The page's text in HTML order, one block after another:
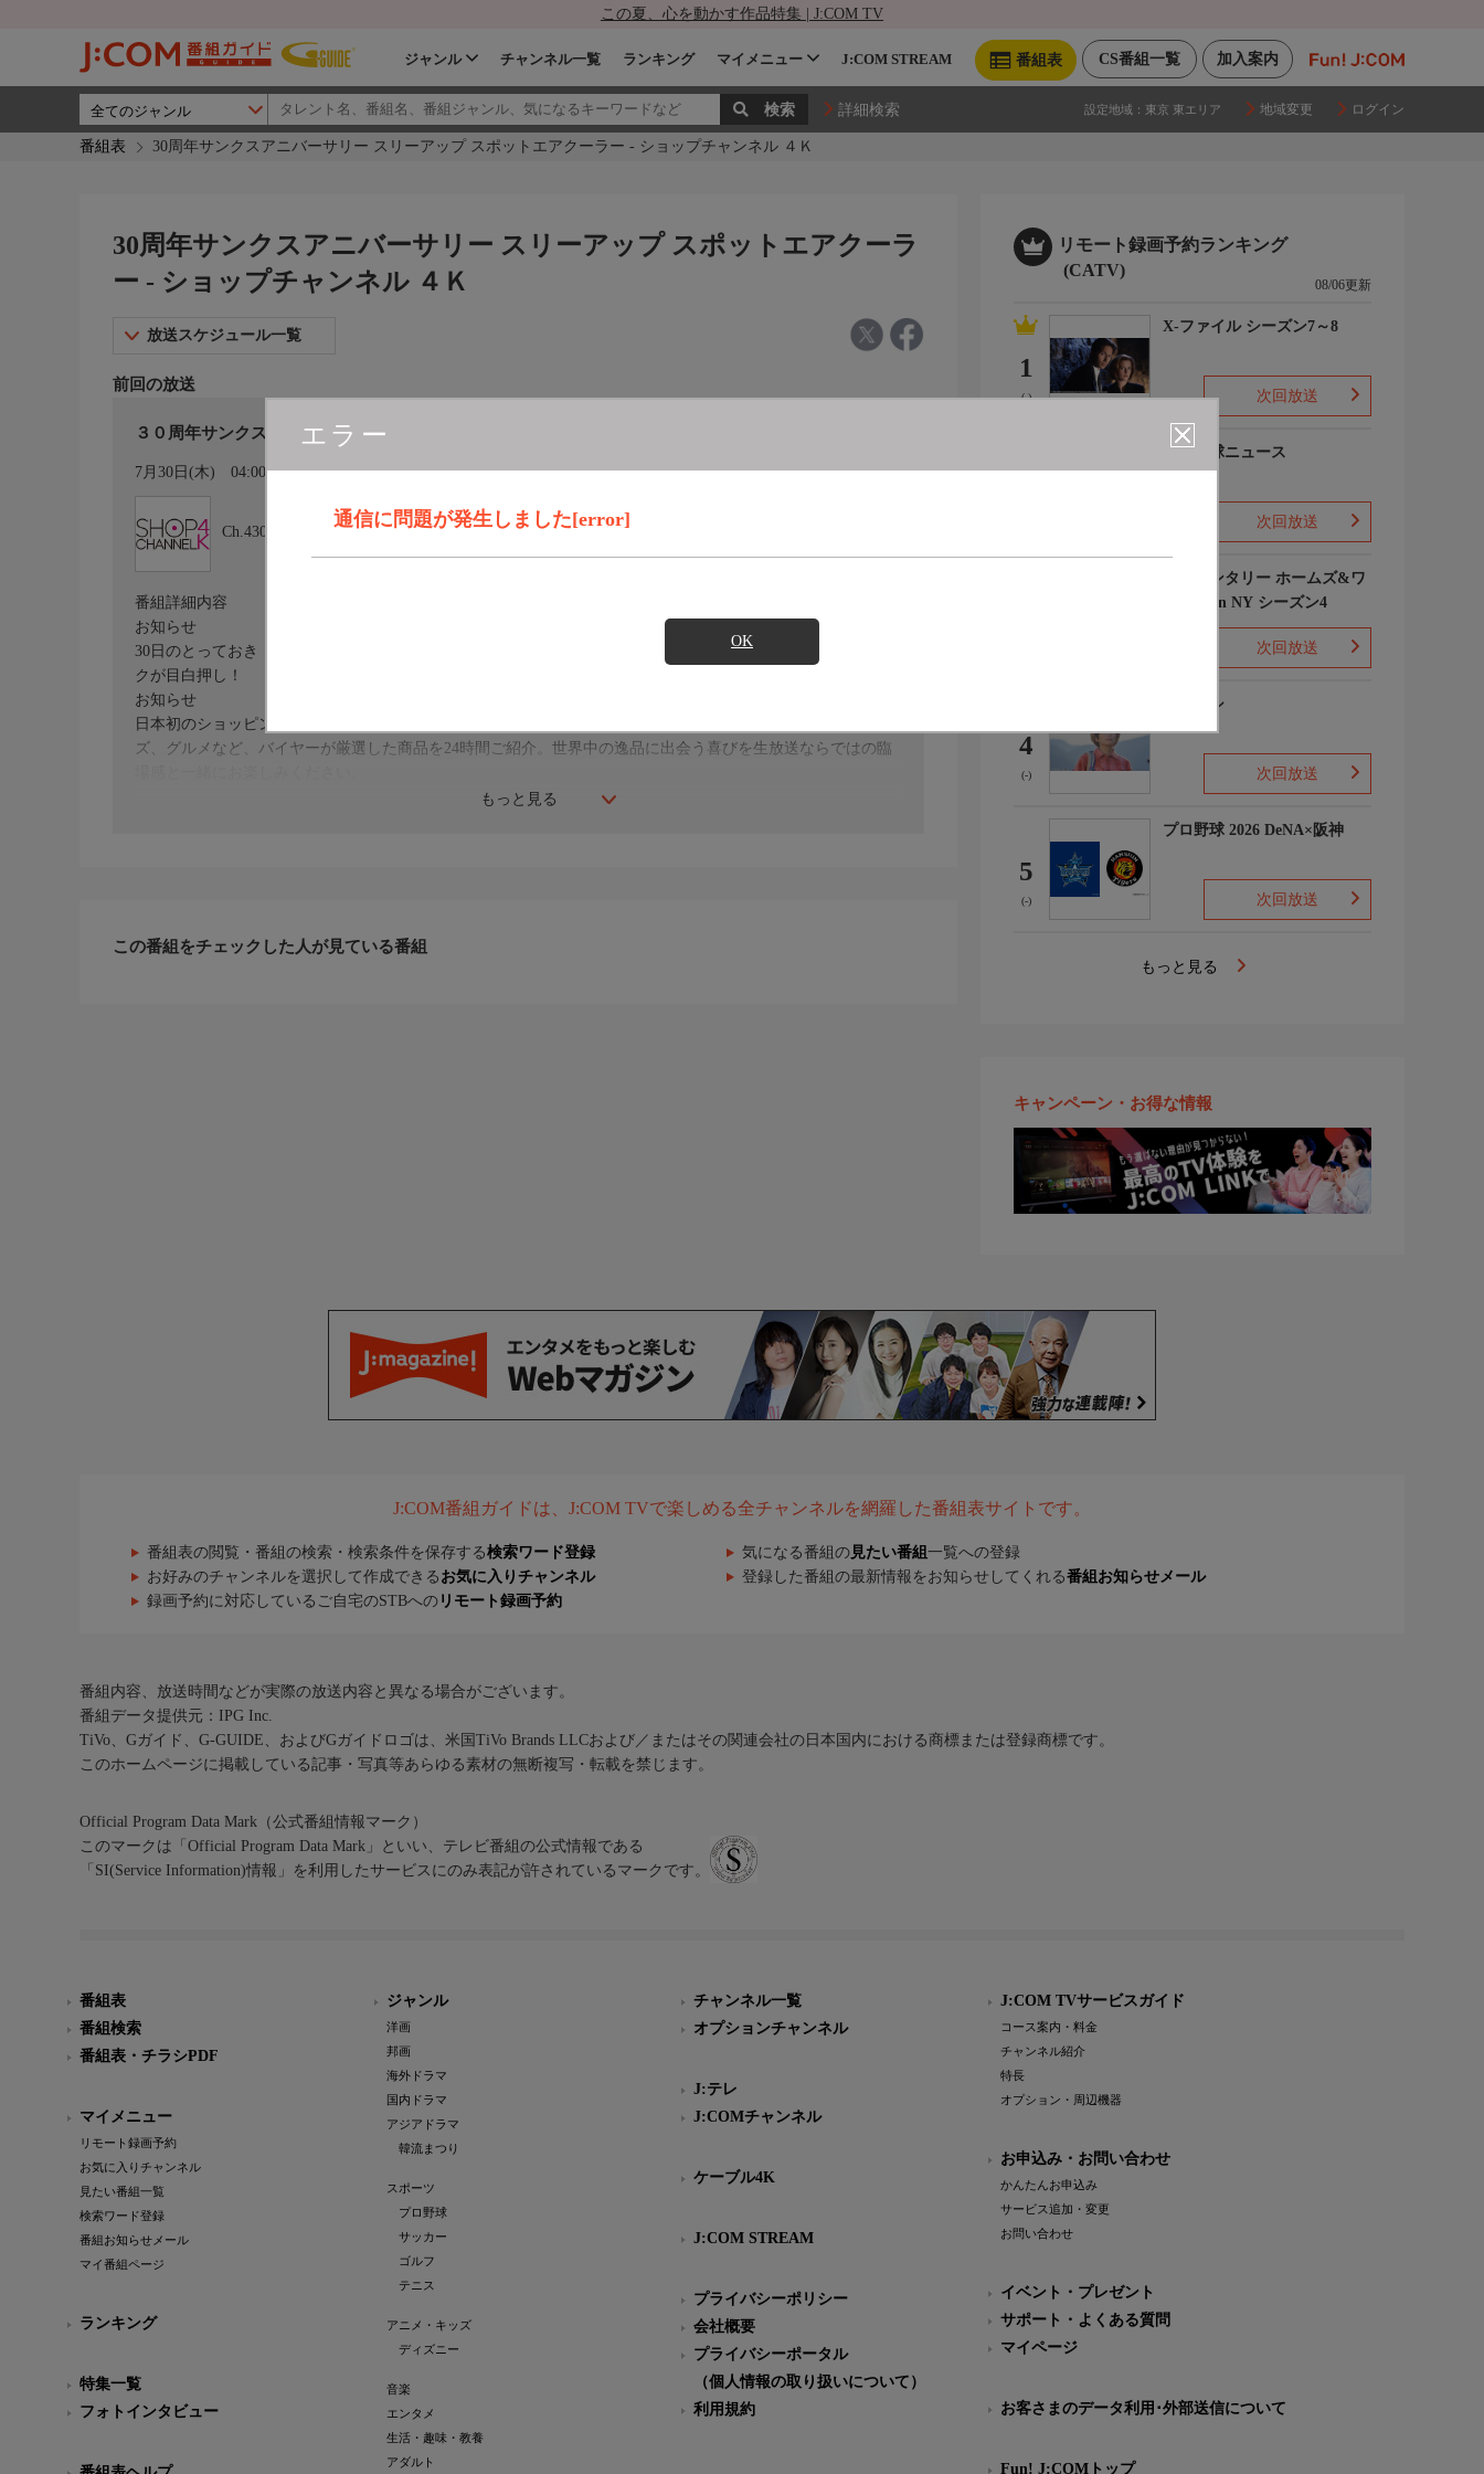
この夏、心を動かす作品特集 | J:COM TV
加入案内
CS番組一覧
番組表
ジャンル チャンネル一覧 ランキング マイメニュー J:COM STREAM
詳細検索 設定地域： 東京 東エリア 地域変更 ログイン
番組表 30周年サンクスアニバーサリー スリーアップ スポットエアクーラー - ショップチャンネル ４Ｋ
エラー
通信に問題が発生しました[error]
OK
30周年サンクスアニバーサリー スリーアップ スポットエアクーラ
ー - ショップチャンネル ４Ｋ
放送スケジュール一覧
前回の放送
３０周年サンクスアニバーサリー スリーアップ スポットエアクーラー
7月30日(木) 04:00〜05:00
Ch.430
ショップチャンネル ４Ｋ
もっと見る
番組詳細内容
お知らせ
30日のとっておき！30周年サンクスアニバーサリー！／毎月３０日の特別企画！３０周年の感謝を込めたおト
クが目白押し！
お知らせ
日本初のショッピング専門チャンネルとして1996年にスタート。ファッション、ビューティー、ホームグッ
ズ、グルメなど、バイヤーが厳選した商品を24時間ご紹介。世界中の逸品に出会う喜びを生放送ならではの臨
この番組をチェックした人が見ている番組
リモート録画予約ランキング
(CATV)
08/06更新
1
(-)
X-ファイル シーズン7～8
次回放送
プロ野球ニュース
次回放送
エレメンタリー ホームズ&ワ
トソン in NY シーズン4
次回放送
4
(-)
下山メシ
次回放送
5
(-)
プロ野球 2026 DeNA×阪神
次回放送
もっと見る
キャンペーン・お得な情報
J:COM番組ガイドは、J:COM TVで楽しめる全チャンネルを網羅した番組表サイトです。
番組表の閲覧・番組の検索・検索条件を保存する検索ワード登録 気になる番組の 見たい番組 一覧への登録
お好みのチャンネルを選択して作成できる お気に入りチャンネル 登録した番組の最新情報をお知らせしてくれる番組お知らせメール
録画予約に対応しているご自宅のSTBへの リモート録画予約
番組内容、放送時間などが実際の放送内容と異なる場合がございます。
番組データ提供元：IPG Inc.
TiVo、Gガイド、G-GUIDE、およびGガイドロゴは、米国TiVo Brands LLCおよび／またはその関連会社の日本国内における商標または登録商標です。
このホームページに掲載している記事・写真等あらゆる素材の無断複写・転載を禁じます。
Official Program Data Mark（公式番組情報マーク）
このマークは「Official Program Data Mark」といい、テレビ番組の公式情報である
「SI(Service Information)情報」を利用したサービスにのみ表記が許されているマークです。
番組表
番組検索
番組表・チラシPDF
マイメニュー
リモート録画予約
お気に入りチャンネル
見たい番組一覧
検索ワード登録
番組お知らせメール
マイ番組ページ
ランキング
特集一覧
フォトインタビュー
ジャンル
洋画
邦画
海外ドラマ
国内ドラマ
アジアドラマ
韓流まつり
スポーツ
プロ野球
サッカー
ゴルフ
テニス
アニメ・キッズ
ディズニー
音楽
エンタメ
生活・趣味・教養
アダルト
チャンネル一覧
オプションチャンネル
J:テレ
J:COMチャンネル
ケーブル4K
J:COM STREAM
プライバシーポリシー
会社概要
プライバシーポータル
（個人情報の取り扱いについて）
利用規約
J:COM TVサービスガイド
コース案内・料金
チャンネル紹介
特長
オプション・周辺機器
お申込み・お問い合わせ
かんたんお申込み
サービス追加・変更
お問い合わせ
イベント・プレゼント
サポート・よくある質問
マイページ
お客さまのデータ利用･外部送信について
Fun! J:COMトップ